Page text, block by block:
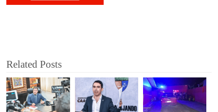
Related Posts